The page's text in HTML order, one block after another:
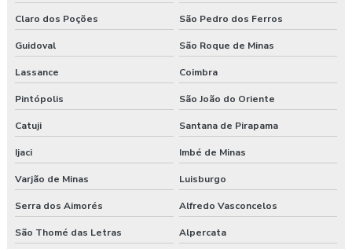
Claro dos Poções São Pedro dos Ferros
Guidoval São Roque de Minas
Lassance Coimbra
Pintópolis São João do Oriente
Catuji Santana de Pirapama
Ijaci Imbé de Minas
Varjão de Minas Luisburgo
Serra dos Aimorés Alfredo Vasconcelos
São Thomé das Letras Alpercata